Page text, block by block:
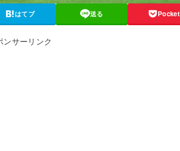
はてブ 送る Pocket
ンサーリンク